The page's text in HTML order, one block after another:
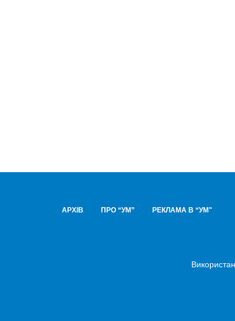
АРХІВ ПРО “УМ” РЕКЛАМА В “УМ"